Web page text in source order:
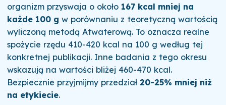
organizm przyswaja o około 167 kcal mniej na
każde 100 g w porównaniu z teoretyczną wartością
wyliczoną metodą Atwaterową. To oznacza realne
spożycie rzędu 410-420 kcal na 100 g według tej
konkretnej publikacji. Inne badania z tego okresu
wskazują na wartości bliżej 460-470 kcal.
Bezpiecznie przyjmijmy przedział 20-25% mniej niż
na etykiecie.